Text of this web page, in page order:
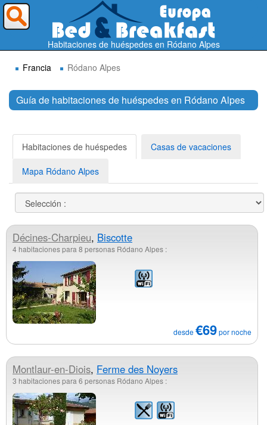
Habitaciones de huéspedes en Ródano Alpes
Francia
Ródano Alpes
Guía de habitaciones de huéspedes en Ródano Alpes
Habitaciones de huéspedes Casas de vacaciones
Mapa Ródano Alpes
Décines-Charpieu, Biscotte
4 habitaciones para 8 personas Ródano Alpes :
desde€69por noche
Montlaur-en-Diois, Ferme des Noyers
3 habitaciones para 6 personas Ródano Alpes :
¿A dónde quieres ir?
Buscar